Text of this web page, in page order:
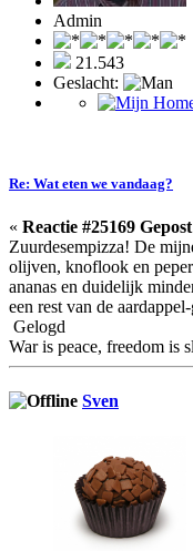
Admin
21.543
Geslacht:
Re: Wat eten we vandaag?
« Reactie #25169
Zuurdesempizza! De
olijven, knoflook en
ananas en duidelijk
een rest van de
Gelogd
War is peace, freedom is
Sven